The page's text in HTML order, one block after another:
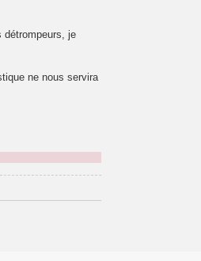
détrompeurs, je
ne nous servira